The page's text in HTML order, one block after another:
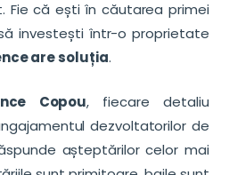
Fie că ești în căutarea primei
investești într-o proprietate
are soluția.
Copou, fiecare detaliu
dezvoltatorilor de
așteptărilor celor mai